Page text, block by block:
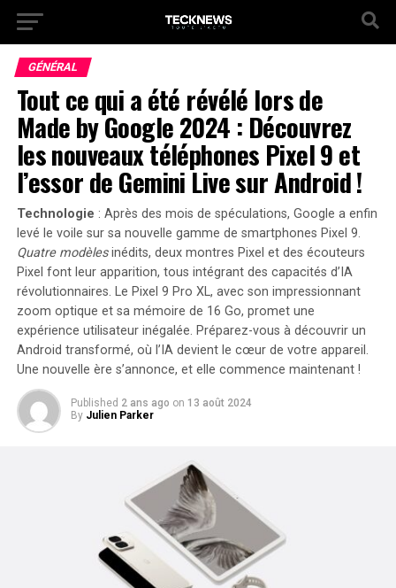
GÉNÉRAL
Tout ce qui a été révélé lors de
Made by Google 2024 : Découvrez
les nouveaux téléphones Pixel 9 et
l’essor de Gemini Live sur Android !
Technologie : Après des mois de spéculations, Google a enfin
levé le voile sur sa nouvelle gamme de smartphones Pixel 9.
Quatre modèlesinédits, deux montres Pixel et des écouteurs
Pixel font leur apparition, tous intégrant des capacités d’IA
révolutionnaires. Le Pixel 9 Pro XL, avec son impressionnant
zoom optique et sa mémoire de 16 Go, promet une
expérience utilisateur inégalée. Préparez-vous à découvrir un
Android transformé, où l’IA devient le cœur de votre appareil.
Une nouvelle ère s’annonce, et elle commence maintenant !
Published 2 ans ago on 13 août 2024
By Julien Parker